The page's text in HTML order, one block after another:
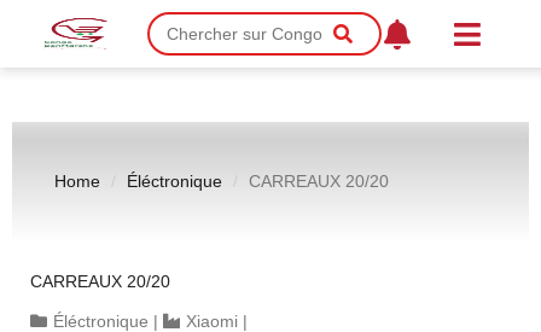
Home Éléctronique CARREAUX 20/20
CARREAUX 20/20
Éléctronique | Xiaomi |